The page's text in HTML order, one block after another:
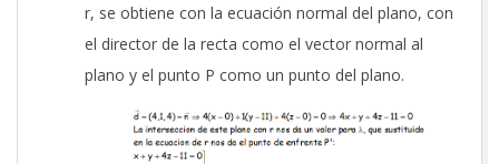
r, se obtiene con la ecuación normal del plano, con
el director de la recta como el vector normal al
plano y el punto P como un punto del plano.